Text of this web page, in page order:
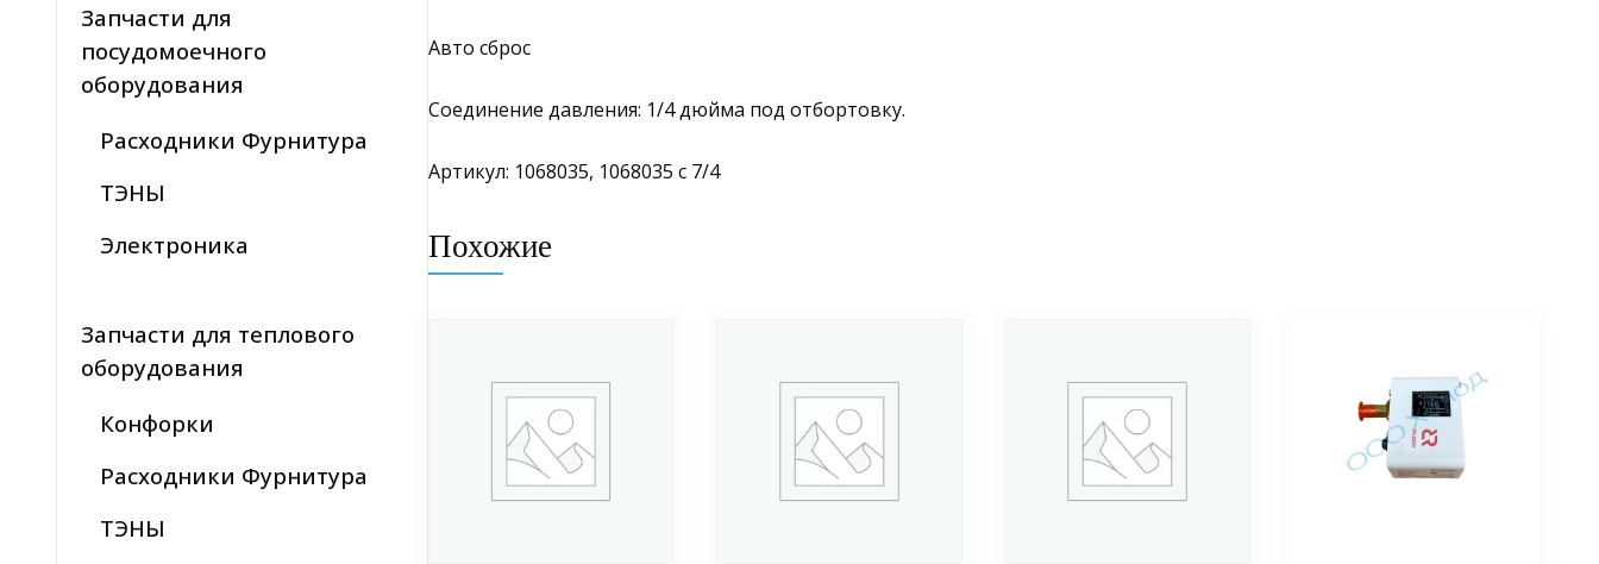
Авто сброс
Соединение давления: 1/4 дюйма под отбортовку.
Артикул: 1068035, 1068035 с 7/4
Похожие
Запчасти для
посудомоечного
оборудования
Расходники Фурнитура
ТЭНЫ
Электроника
Запчасти для теплового
оборудования
Конфорки
Расходники Фурнитура
ТЭНЫ